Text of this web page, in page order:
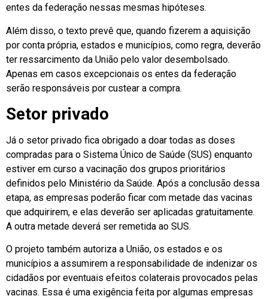
entes da federação nessas mesmas hipóteses.
Além disso, o texto prevê que, quando fizerem a aquisição
por conta própria, estados e municípios, como regra, deverão
ter ressarcimento da União pelo valor desembolsado.
Apenas em casos excepcionais os entes da federação
serão responsáveis por custear a compra.
Setor privado
Já o setor privado fica obrigado a doar todas as doses
compradas para o Sistema Único de Saúde (SUS) enquanto
estiver em curso a vacinação dos grupos prioritários
definidos pelo Ministério da Saúde. Após a conclusão dessa
etapa, as empresas poderão ficar com metade das vacinas
que adquirirem, e elas deverão ser aplicadas gratuitamente.
A outra metade deverá ser remetida ao SUS.
O projeto também autoriza a União, os estados e os
municípios a assumirem a responsabilidade de indenizar os
cidadãos por eventuais efeitos colaterais provocados pelas
vacinas. Essa é uma exigência feita por algumas empresas